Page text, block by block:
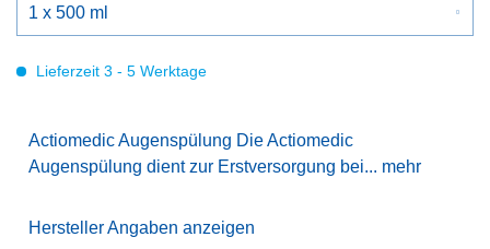
Lieferzeit 3 - 5 Werktage
Actiomedic Augenspülung Die Actiomedic
Augenspülung dient zur Erstversorgung bei... mehr
Hersteller Angaben anzeigen